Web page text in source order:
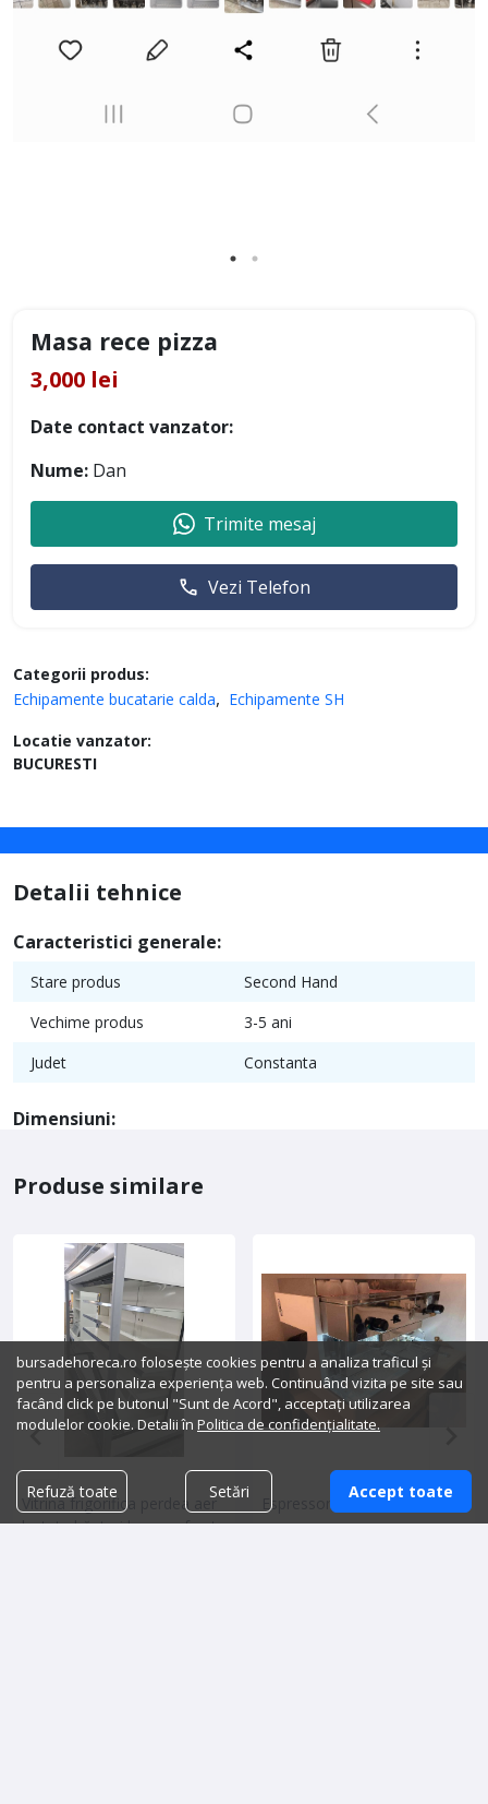
Categorii produs:
Echipamente bucatarie calda
Echipamente SH
Locatie vanzator:
BUCURESTI
Masa rece pizza
3,000 lei
Date contact vanzator:
Nume: Dan
Trimite mesaj
Vezi Telefon
Detalii tehnice
Caracteristici generale:
Stare produs
Second Hand
Vechime produs
3-5 ani
Judet
Constanta
Dimensiuni:
Produse similare
Vitrina frigorifica perdea aer
lactate băuturi legume fructe
Espressor Astoria/MCE Start
bursadehoreca.ro folosește cookies pentru a analiza traficul și
pentru a personaliza experiența web. Continuând vizita pe site sau
facând click pe butonul "Sunt de Acord", acceptați utilizarea
modulelor cookie. Detalii în Politica de confidențialitate.
Refuză toate Setări Accept toate